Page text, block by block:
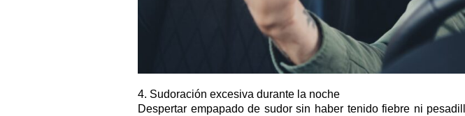
4. Sudoración excesiva durante la noche
Despertar empapado de sudor sin haber tenido fiebre ni